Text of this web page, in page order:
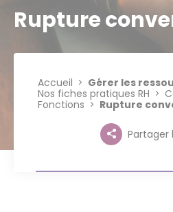
Rupture
Accueil
Gérer les
Nos fiches pratiques RH
Fonctions
Rupture
Partager